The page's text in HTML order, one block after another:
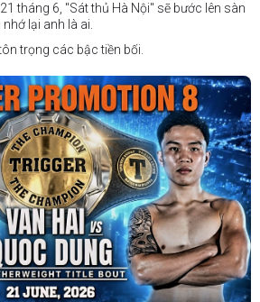
tháng 6, "Sát thủ Hà Nội" sẽ bước lên sàn
lại anh là ai.
trọng các bậc tiền bối.